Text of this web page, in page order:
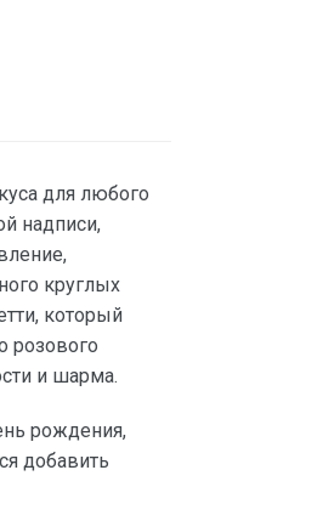
для любого
надписи,
круглых
который
розового
и шарма.
рождения,
добавить